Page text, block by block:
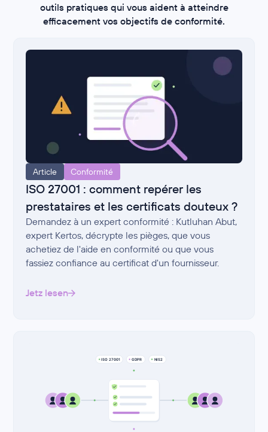
outils pratiques qui vous aident à atteindre
efficacement vos objectifs de conformité.
Article Conformité
ISO 27001 : comment repérer les
prestataires et les certificats douteux ?
Demandez à un expert conformité : Kutluhan Abut,
expert Kertos, décrypte les pièges, que vous
achetiez de l'aide en conformité ou que vous
fassiez confiance au certificat d'un fournisseur.
Jetz lesen